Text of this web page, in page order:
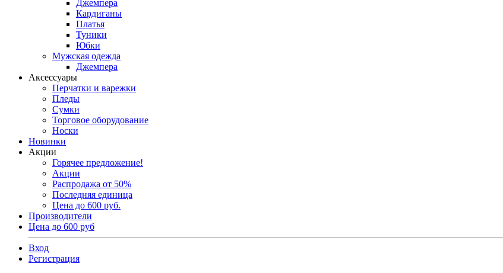
Джемпера
Кардиганы
Платья
Туники
Юбки
Мужская одежда
Джемпера
Аксессуары
Перчатки и варежки
Пледы
Сумки
Торговое оборудование
Носки
Новинки
Акции
Горячее предложение!
Акции
Распродажа от 50%
Последняя единица
Цена до 600 руб.
Производители
Цена до 600 руб
Вход
Регистрация